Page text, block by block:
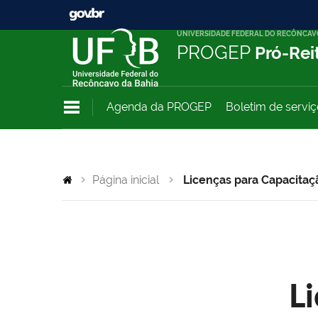
UNIVERSIDADE FEDERAL DO
PROGEP Pró-
Agenda da PROGEP Boletim de
Página inicial Licenças para